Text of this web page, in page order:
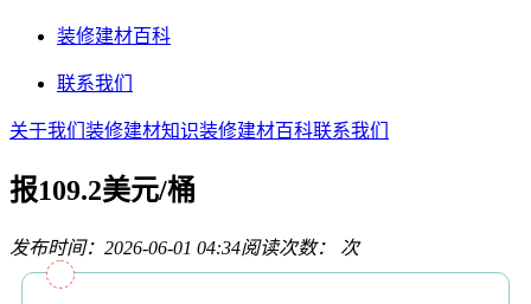
装修建材百科
联系我们
关于我们 装修建材知识装修建材百科联系我们
报109.2美元/桶
发布时间：2026-06-01 04:34阅读次数： 次